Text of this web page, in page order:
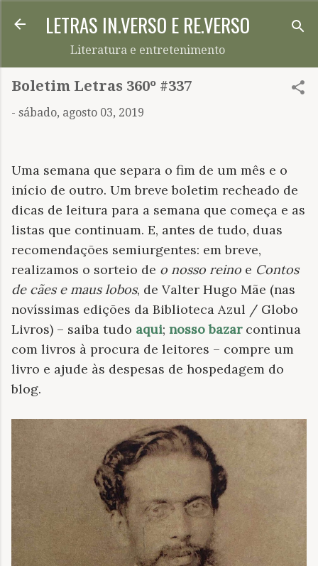
Pular para o conteúdo principal
LETRAS IN.VERSO E RE.VERSO
Literatura e entretenimento
Boletim Letras 360º #337
- sábado, agosto 03, 2019
Uma semana que separa o fim de um mês e o
início de outro. Um breve boletim recheado de
dicas de leitura para a semana que começa e as
listas que continuam. E, antes de tudo, duas
recomendações semiurgentes: em breve,
realizamos o sorteio de o nosso reino e Contos
de cães e maus lobos, de Valter Hugo Mãe (nas
novíssimas edições da Biblioteca Azul / Globo
Livros) – saiba tudo aqui; nosso bazarcontinua
com livros à procura de leitores – compre um
livro e ajude às despesas de hospedagem do
blog.